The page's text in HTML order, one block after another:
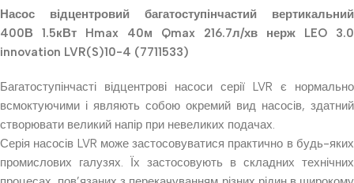
Насос відцентровий багатоступінчастий вертикальний
400В 1.5кВт Hmax 40м Qmax 216.7л/хв нерж LEO 3.0
innovation LVR(S)10-4 (7711533)
Багатоступінчасті відцентрові насоси серії LVR є нормально
всмоктуючими і являють собою окремий вид насосів, здатний
створювати великий напір при невеликих подачах.
Серія насосів LVR може застосовуватися практично в будь-яких
промислових галузях. Їх застосовують в складних технічних